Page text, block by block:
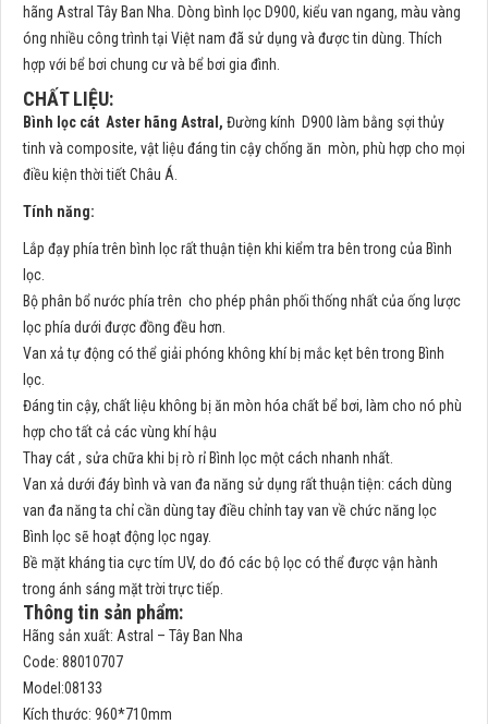
hãng Astral Tây Ban Nha. Dòng bình lọc D900, kiểu van ngang, màu vàng
óng nhiều công trình tại Việt nam đã sử dụng và được tin dùng. Thích
hợp với bể bơi chung cư và bể bơi gia đình.
CHẤT LIỆU:
Bình lọc cát Aster hãng Astral, Đường kính D900 làm bằng sợi thủy
tinh và composite, vật liệu đáng tin cậy chống ăn mòn, phù hợp cho mọi
điều kiện thời tiết Châu Á.
Tính năng:
Lắp đạy phía trên bình lọc rất thuận tiện khi kiểm tra bên trong của Bình
lọc.
Bộ phân bổ nước phía trên cho phép phân phối thống nhất của ống lược
lọc phía dưới được đồng đều hơn.
Van xả tự động có thể giải phóng không khí bị mắc kẹt bên trong Bình
lọc.
Đáng tin cậy, chất liệu không bị ăn mòn hóa chất bể bơi, làm cho nó phù
hợp cho tất cả các vùng khí hậu
Thay cát , sửa chữa khi bị rò rỉ Bình lọc một cách nhanh nhất.
Van xả dưới đáy bình và van đa năng sử dụng rất thuận tiện: cách dùng
van đa năng ta chỉ cần dùng tay điều chỉnh tay van về chức năng lọc
Bình lọc sẽ hoạt động lọc ngay.
Bề mặt kháng tia cực tím UV, do đó các bộ lọc có thể được vận hành
trong ánh sáng mặt trời trực tiếp.
Thông tin sản phẩm:
Hãng sản xuất: Astral – Tây Ban Nha
Code: 88010707
Model:08133
Kích thước: 960*710mm